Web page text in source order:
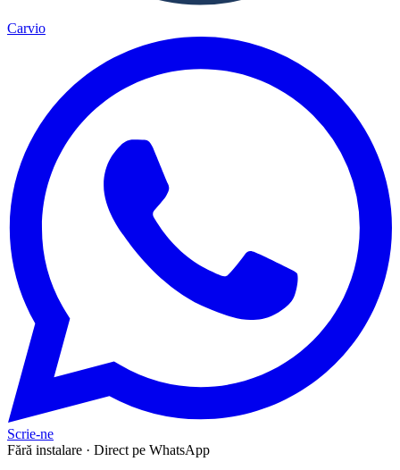
Carvio
Scrie-ne
Fără instalare · Direct pe WhatsApp